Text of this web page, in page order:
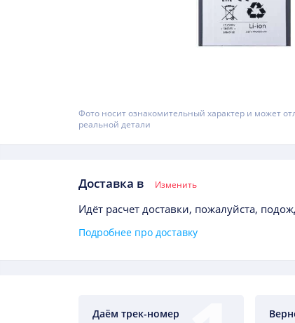
Фото носит ознакомительный характер и может
реальной детали
Доставка в Изменить
Идёт расчет доставки, пожалуйста,
Подробнее про доставку
Даём трек-номер